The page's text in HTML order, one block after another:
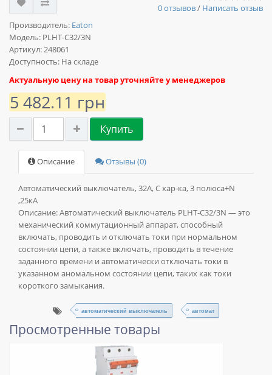
0 отзывов/ Написать отзыв
Производитель: Eaton
Модель: PLHT-C32/3N
Артикул: 248061
Доступность: На складе
Актуальную цену на товар уточняйте у менеджеров
5 482.11 грн
Купить
Описание Отзывы (0)
Автоматический выключатель, 32А, C хар-ка, 3 полюса+N
,25кА
Описание:Автоматический выключатель PLHT-C32/3N — это
механический коммутационный аппарат, способный
включать, проводить и отключать токи при нормальном
состоянии цепи, а также включать, проводить в течение
заданного времени и автоматически отключать токи в
указанном аномальном состоянии цепи, таких как токи
короткого замыкания.
автоматический выключатель автомат
Просмотренные товары